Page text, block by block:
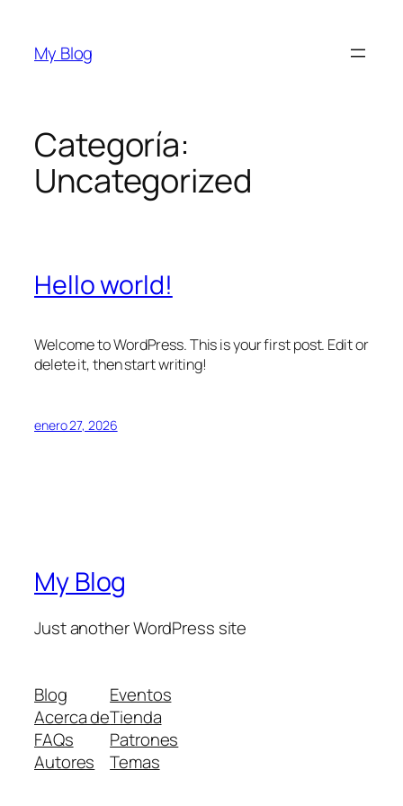
contenido
My Blog
Categoría:
Uncategorized
Hello world!
Welcome to WordPress. This is your first post. Edit or
delete it, then start writing!
enero 27, 2026
My Blog
Just another WordPress site
Blog
Acerca de
FAQs
Autores
Eventos
Tienda
Patrones
Temas